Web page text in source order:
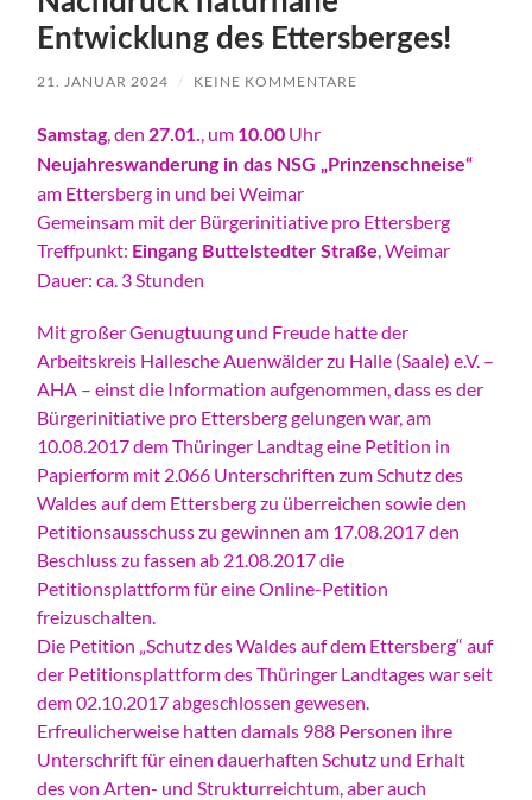
Entwicklung des Ettersberges!
21. JANUAR 2024 / KEINE KOMMENTARE
Samstag, den 27.01. , um 10.00 Uhr
Neujahreswanderung in das NSG „Prinzenschneise“
am Ettersberg in und bei Weimar
Gemeinsam mit der Bürgerinitiative pro Ettersberg
Treffpunkt: Eingang Buttelstedter Straße , Weimar
Dauer: ca. 3 Stunden
Mit großer Genugtuung und Freude hatte der
Arbeitskreis Hallesche Auenwälder zu Halle (Saale) e.V. –
AHA – einst die Information aufgenommen, dass es der
Bürgerinitiative pro Ettersberg gelungen war, am
10.08.2017 dem Thüringer Landtag eine Petition in
Papierform mit 2.066 Unterschriften zum Schutz des
Waldes auf dem Ettersberg zu überreichen sowie den
Petitionsausschuss zu gewinnen am 17.08.2017 den
Beschluss zu fassen ab 21.08.2017 die
Petitionsplattform für eine Online-Petition
freizuschalten.
Die Petition „Schutz des Waldes auf dem Ettersberg“ auf
der Petitionsplattform des Thüringer Landtages war seit
dem 02.10.2017 abgeschlossen gewesen.
Erfreulicherweise hatten damals 988 Personen ihre
Unterschrift für einen dauerhaften Schutz und Erhalt
des von Arten- und Strukturreichtum, aber auch